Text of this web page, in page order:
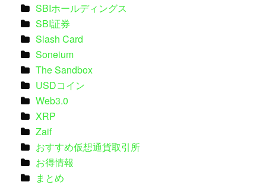
SBIホールディングス
SBI証券
Slash Card
Soneium
The Sandbox
USDコイン
Web3.0
XRP
Zaif
おすすめ仮想通貨取引所
お得情報
まとめ